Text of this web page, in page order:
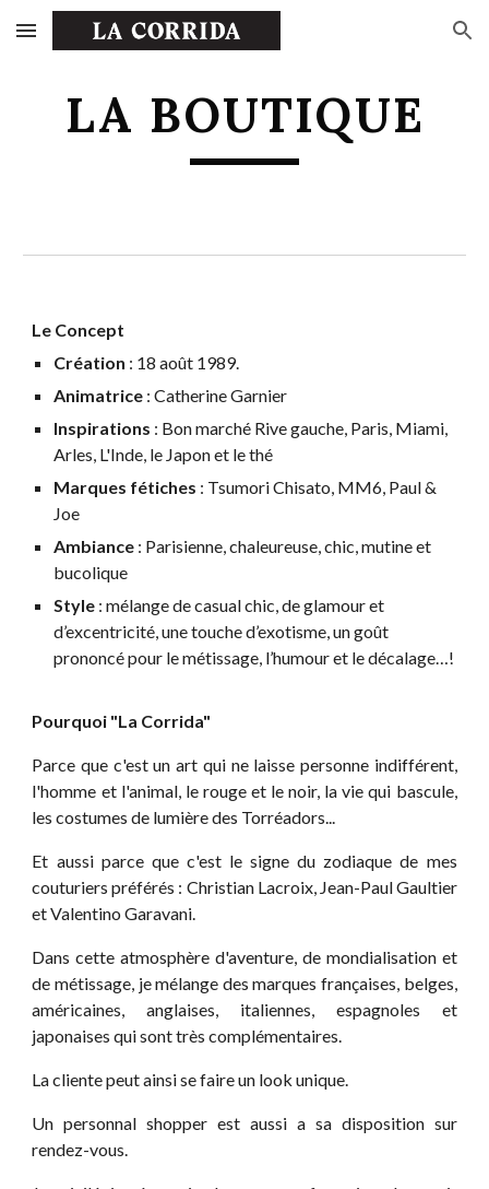
Skip to main content Skip to navigation
LA BOUTIQUE
Le Concept
Création : 18 août 1989.
Animatrice : Catherine Garnier
Inspirations : Bon marché Rive gauche, Paris, Miami,
Arles, L'Inde, le Japon et le thé
Marques fétiches : Tsumori Chisato, MM6, Paul &
Joe
Ambiance : Parisienne, chaleureuse, chic, mutine et
bucolique
Style : mélange de casual chic, de glamour et
d’excentricité, une touche d’exotisme, un goût
prononcé pour le métissage, l’humour et le décalage…!
Pourquoi "La Corrida"
Parce que c'est un art qui ne laisse personne indifférent,
l'homme et l'animal, le rouge et le noir, la vie qui bascule,
les costumes de lumière des Torréadors...
Et aussi parce que c'est le signe du zodiaque de mes
couturiers préférés : Christian Lacroix, Jean-Paul Gaultier
et Valentino Garavani.
Dans cette atmosphère d'aventure, de mondialisation et
de métissage, je mélange des marques françaises, belges,
américaines, anglaises, italiennes, espagnoles et
japonaises qui sont très complémentaires.
La cliente peut ainsi se faire un look unique.
Un personnal shopper est aussi a sa disposition sur
rendez-vous.